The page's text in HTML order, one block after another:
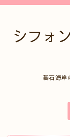
シフォ
碁石海岸